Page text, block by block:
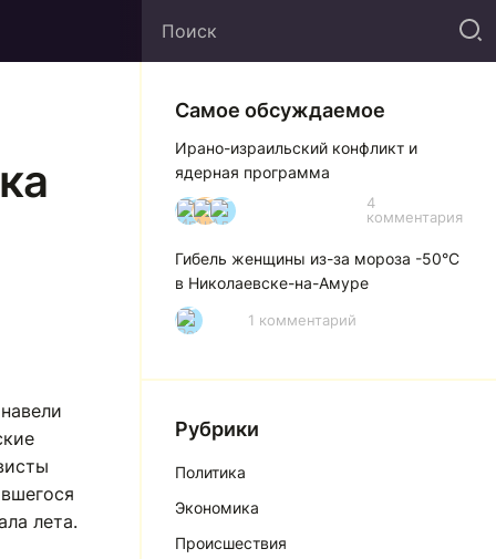
лета.
Самое обсуждаемое
Ирано-израильский конфликт и
ядерная программа
И А А
4
комментария
Гибель женщины из-за мороза -50°C
в Николаевске-на-Амуре
Р 1 комментарий
Рубрики
Политика
Экономика
Происшествия